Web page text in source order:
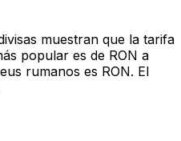
muestran que la tarifa
popular es de RON a
rumanos es RON. El